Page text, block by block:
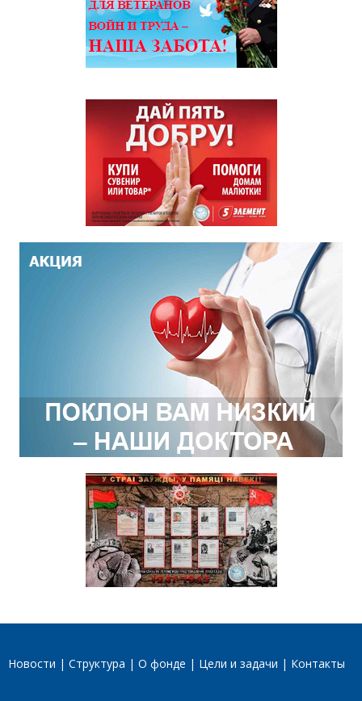
Новости Структура О фонде Цели и задачи Контакты